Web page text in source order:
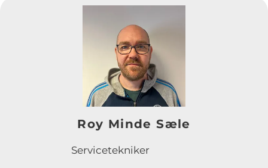
Roy Minde Sæle
Servicetekniker